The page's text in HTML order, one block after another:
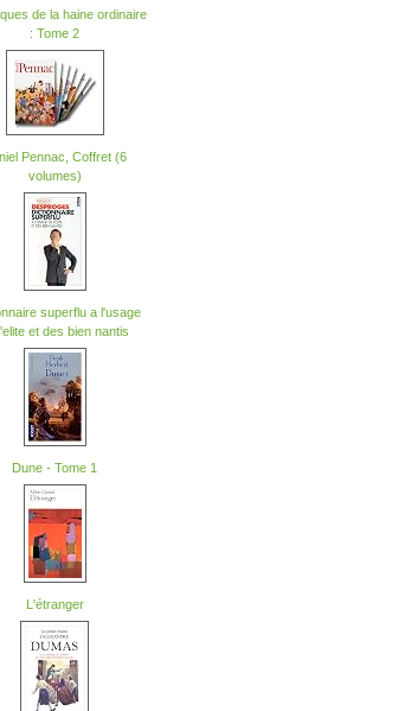
de la haine ordinaire
: Tome 2
Pennac, Coffret (6
volumes)
superflu a l'usage
et des bien nantis
Dune - Tome 1
L'étranger